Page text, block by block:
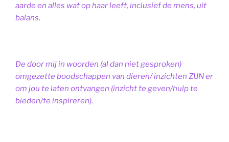
aarde en alles wat op haar leeft, inclusief de mens, uit
balans.
De door mij in woorden (al dan niet gesproken)
omgezette boodschappen van dieren/ inzichten ZIJN er
om jou te laten ontvangen (inzicht te geven/hulp te
bieden/te inspireren).